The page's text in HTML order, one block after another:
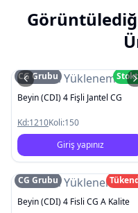
Resim Yüklenemedi
CG Grubu
Beyin (CDI) 4 Fişli Jantel CG
Kd:1210Koli:150
Giriş yapınız
Resim Yüklenemedi
CG Grubu
Beyin (CDI) 4 Fisli CG A Kalite